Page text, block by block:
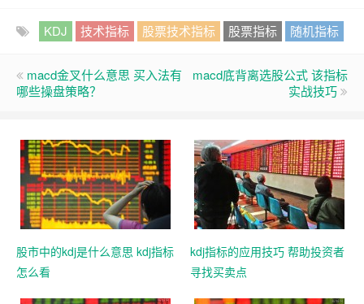
KDJ 技术指标 股票技术指标 股票指标 随机指标
macd金叉什么意思 买入法有
哪些操盘策略？
macd底背离选股公式 该指标
实战技巧
股市中的kdj是什么意思 kdj指标
怎么看
kdj指标的应用技巧 帮助投资者
寻找买卖点